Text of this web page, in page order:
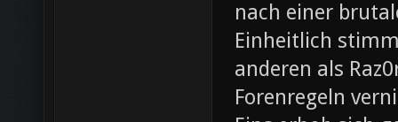
nach einer
Einheitlich
anderen als
Forenregeln